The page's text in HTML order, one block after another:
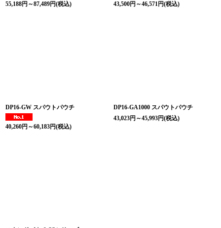
55,188円 ～87,489円(税込)
43,500円 ～46,571円(税込)
DP16-GW スパウトパウチ
40,260円 ～60,183円(税込)
DP16-GA1000 スパウトパウチ
43,023円 ～45,993円(税込)